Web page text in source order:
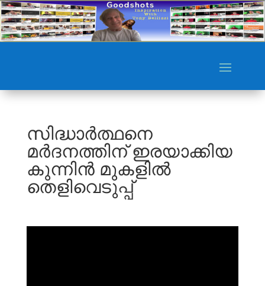
സിദ്ധാർത്ഥനെ
മർദനത്തിന് ഇരയാക്കിയ
കുന്നിൻ മുകളിൽ
തെളിവെടുപ്പ്